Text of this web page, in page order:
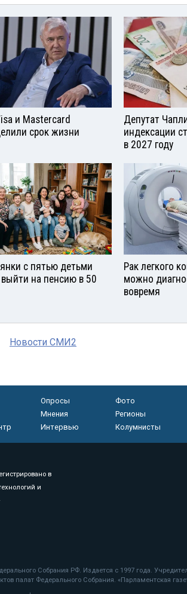
и Mastercard
срок жизни
Депутат
индексации
в 2027 году
с пятью детьми
выйти на пенсию в 50
Рак легкого
можно
вовремя
Новости СМИ2
Опросы
Фото
Мнения
Регионы
Интервью Колумнисты
в
и
Собрания РФ. Издается с 1997 года.
палат Федерального Собрания. «Парламентская